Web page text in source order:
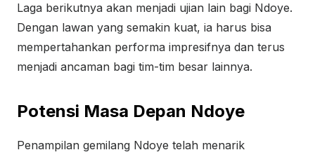
Laga berikutnya akan menjadi ujian lain bagi Ndoye.
Dengan lawan yang semakin kuat, ia harus bisa
mempertahankan performa impresifnya dan terus
menjadi ancaman bagi tim-tim besar lainnya.
Potensi Masa Depan Ndoye
Penampilan gemilang Ndoye telah menarik